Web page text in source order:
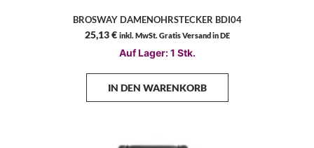
BROSWAY DAMENOHRSTECKER BDI04
25,13€ inkl. MwSt. Gratis Versand in DE
Auf Lager: 1 Stk.
IN DEN WARENKORB